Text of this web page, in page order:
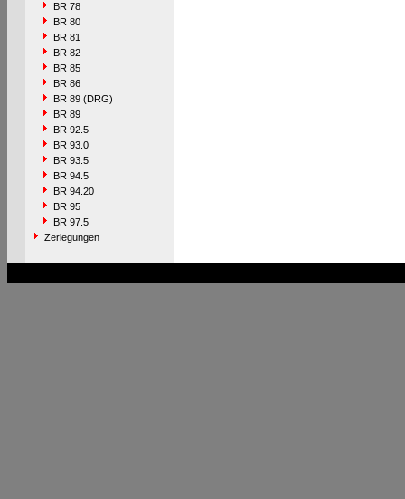
BR 78
BR 80
BR 81
BR 82
BR 85
BR 86
BR 89 (DRG)
BR 89
BR 92.5
BR 93.0
BR 93.5
BR 94.5
BR 94.20
BR 95
BR 97.5
Zerlegungen